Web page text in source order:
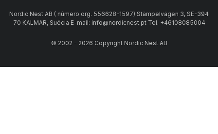
Nordic Nest AB ( número org. 556628-1597) Stämpelvägen 3, SE-394
70 KALMAR, Suécia E-mail: info@nordicnest.pt Tel. +46108085004
© 2002 - 2026 Copyright Nordic Nest AB